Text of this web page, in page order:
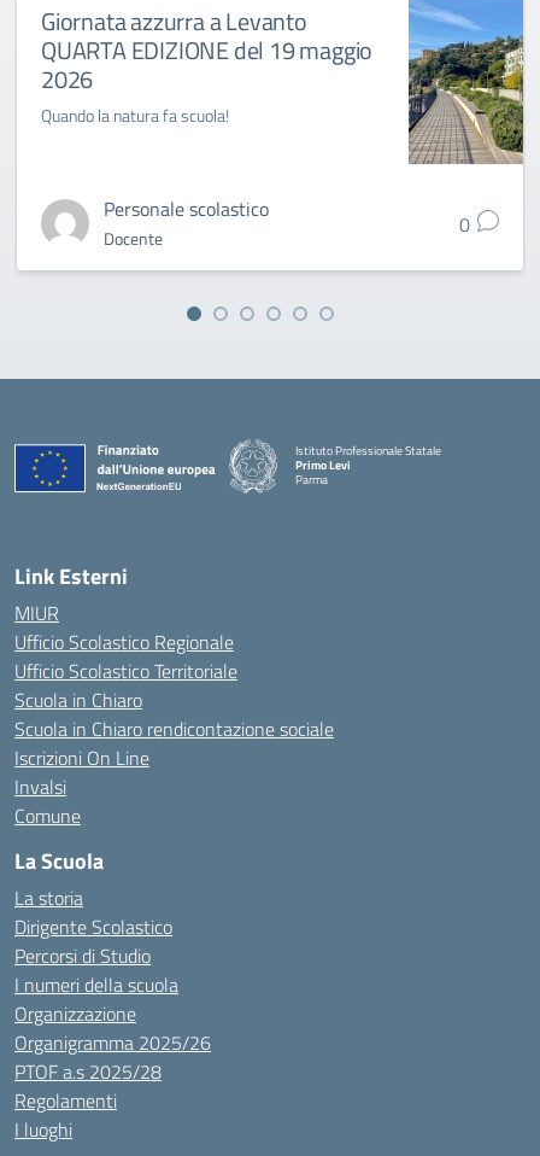
Giornata azzurra a Levanto
QUARTA EDIZIONE del 19 maggio
2026
Quando la natura fa scuola!
Personale scolastico
Docente 0
Istituto Professionale Statale
Primo Levi
Parma
Link Esterni
MIUR
Ufficio Scolastico Regionale
Ufficio Scolastico Territoriale
Scuola in Chiaro
Scuola in Chiaro rendicontazione sociale
Iscrizioni On Line
Invalsi
Comune
La Scuola
La storia
Dirigente Scolastico
Percorsi di Studio
I numeri della scuola
Organizzazione
Organigramma 2025/26
PTOF a.s 2025/28
Regolamenti
I luoghi